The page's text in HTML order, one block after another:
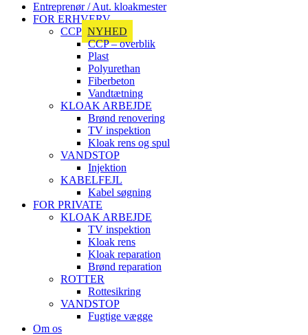
Entreprenør / Aut. kloakmester
FOR ERHVERV
CCP NYHED
CCP – overblik
Plast
Polyurethan
Fiberbeton
Vandtætning
KLOAK ARBEJDE
Brønd renovering
TV inspektion
Kloak rens og spul
VANDSTOP
Injektion
KABELFEJL
Kabel søgning
FOR PRIVATE
KLOAK ARBEJDE
TV inspektion
Kloak rens
Kloak reparation
Brønd reparation
ROTTER
Rottesikring
VANDSTOP
Fugtige vægge
Om os